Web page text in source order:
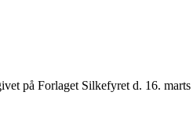
på Forlaget Silkefyret d. 16.